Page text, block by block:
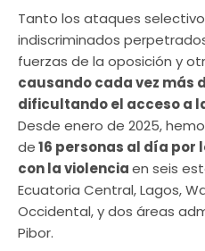
Tanto los ataques
indiscriminados
fuerzas de la oposición y
causando cada vez más
dificultando el acceso a
Desde enero de 2025,
de16 personas al día por
con la violenciaen seis
Ecuatoria Central, Lagos,
Occidental, y dos áreas
Pibor.